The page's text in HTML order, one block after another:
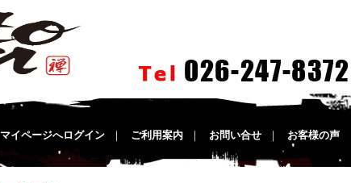
マイページへログイン ご利用案内 お問い合せ お客様の声